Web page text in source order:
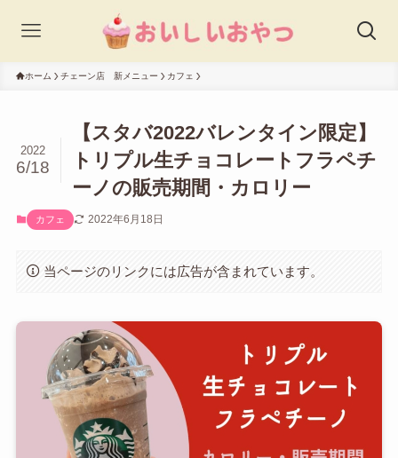
ホーム チェーン店 新メニュー カフェ
【スタバ2022バレンタイン限定】
トリプル生チョコレートフラペチ
ーノの販売期間・カロリー
2022
6/18
カフェ 2022年6月18日
当ページのリンクには広告が含まれています。